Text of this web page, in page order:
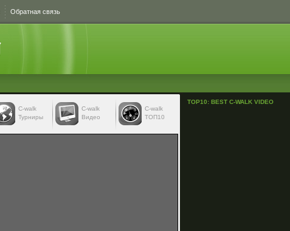
Обратная связь
С-walk
Турниры
С-walk
Видео
C-walk
ТОП10
TOP10: BEST C-WALK VIDEO